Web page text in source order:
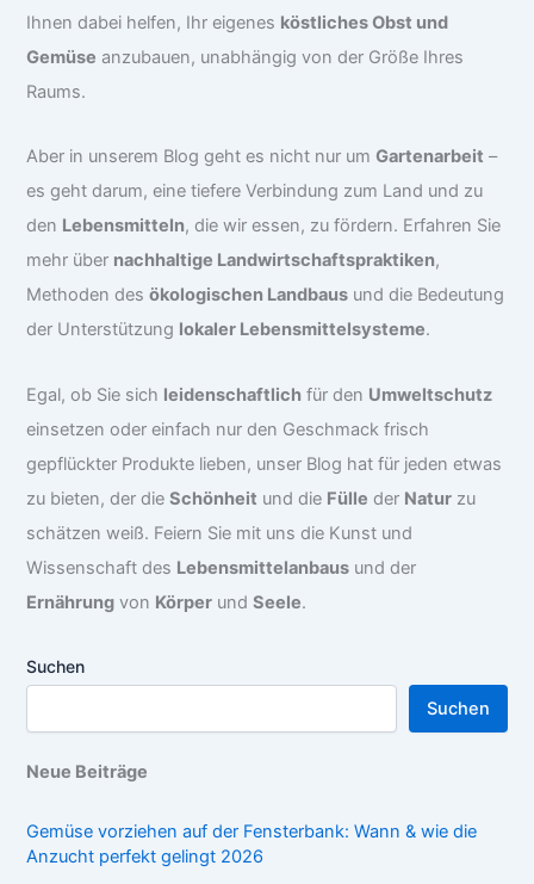
Ihnen dabei helfen, Ihr eigenes köstliches Obst und
Gemüse anzubauen, unabhängig von der Größe Ihres
Raums.
Aber in unserem Blog geht es nicht nur umGartenarbeit –
es geht darum, eine tiefere Verbindung zum Land und zu
den Lebensmitteln, die wir essen, zu fördern. Erfahren Sie
mehr über nachhaltige Landwirtschaftspraktiken,
Methoden desökologischen Landbaus und die Bedeutung
der Unterstützung lokaler Lebensmittelsysteme.
Egal, ob Sie sich leidenschaftlich für den Umweltschutz
einsetzen oder einfach nur den Geschmack frisch
gepflückter Produkte lieben, unser Blog hat für jeden etwas
zu bieten, der dieSchönheit und die Fülle der Natur zu
schätzen weiß. Feiern Sie mit uns die Kunst und
Wissenschaft des Lebensmittelanbaus und der
Ernährung von Körper undSeele.
Suchen
Suchen
Neue Beiträge
Gemüse vorziehen auf der Fensterbank: Wann & wie die
Anzucht perfekt gelingt 2026